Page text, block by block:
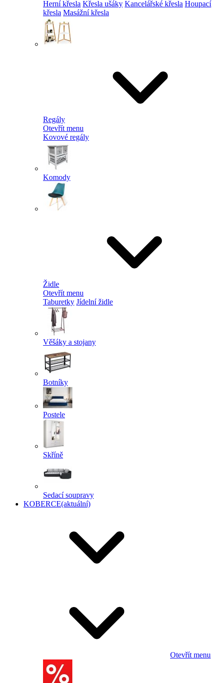
Herní křesla Křesla ušáky Kancelářské křesla Houpací
křesla Masážní křesla
Regály
Otevřít menu
Kovové regály
Komody
Židle
Otevřít menu
Taburetky Jídelní židle
Věšáky a stojany
Botníky
Postele
Skříně
Sedací soupravy
KOBERCE(aktuální)
Otevřít menu